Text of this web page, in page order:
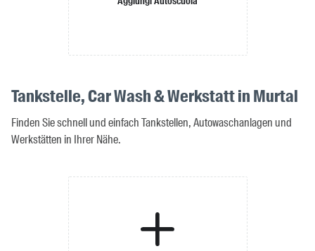
Tankstelle, Car Wash & Werkstatt in Murtal
Finden Sie schnell und einfach Tankstellen, Autowaschanlagen und
Werkstätten in Ihrer Nähe.